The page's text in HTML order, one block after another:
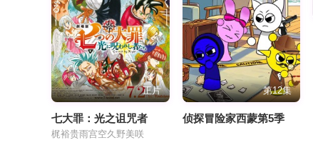
正片
七大罪：光之诅咒者
梶裕贵雨宫空久野美咲
第12集
侦探冒险家西蒙第5季